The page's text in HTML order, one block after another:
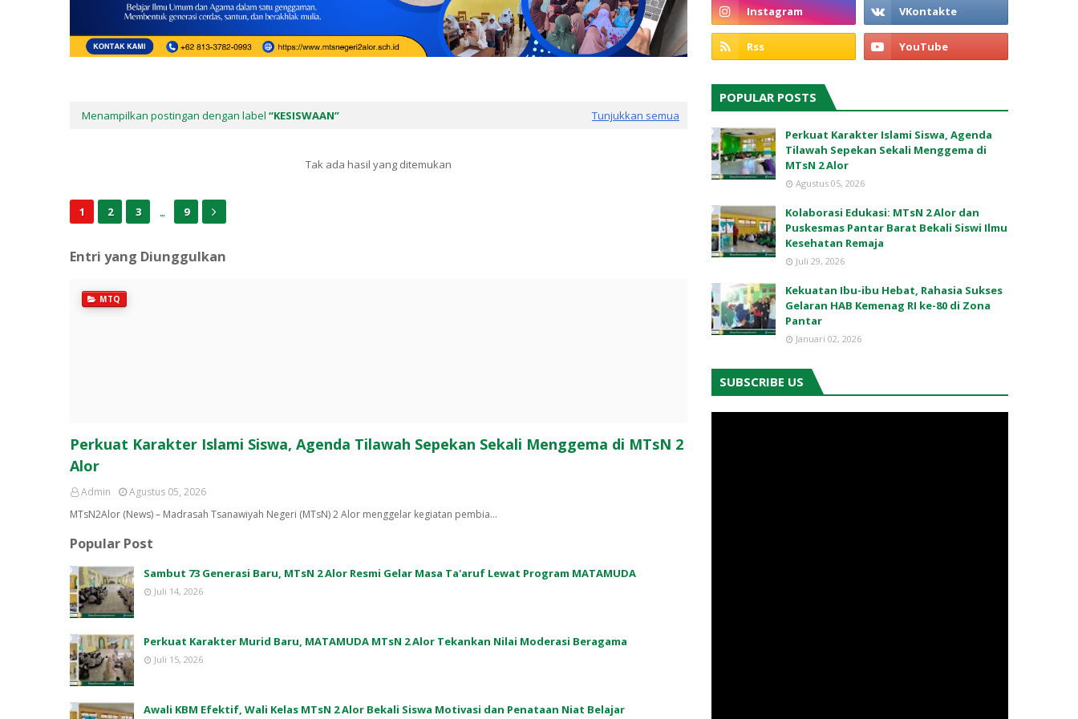
Menampilkan postingan dengan label KESISWAAN Tunjukkan semua
Tak ada hasil yang ditemukan
1 2 3 ... 9
Entri yang Diunggulkan
MTQ
Perkuat Karakter Islami Siswa, Agenda Tilawah Sepekan Sekali Menggema di MTsN 2
Alor
Admin
Agustus 05, 2026
MTsN2Alor (News) – Madrasah Tsanawiyah Negeri (MTsN) 2 Alor menggelar kegiatan pembia…
Popular Post
Sambut 73 Generasi Baru, MTsN 2 Alor Resmi Gelar Masa Ta'aruf Lewat Program MATAMUDA
Juli 14, 2026
Perkuat Karakter Murid Baru, MATAMUDA MTsN 2 Alor Tekankan Nilai Moderasi Beragama
Juli 15, 2026
Awali KBM Efektif, Wali Kelas MTsN 2 Alor Bekali Siswa Motivasi dan Penataan Niat Belajar
POPULAR POSTS
Perkuat Karakter Islami Siswa, Agenda
Tilawah Sepekan Sekali Menggema di
MTsN 2 Alor
Agustus 05, 2026
Kolaborasi Edukasi: MTsN 2 Alor dan
Puskesmas Pantar Barat Bekali Siswi Ilmu
Kesehatan Remaja
Juli 29, 2026
Kekuatan Ibu-ibu Hebat, Rahasia Sukses
Gelaran HAB Kemenag RI ke-80 di Zona
Pantar
Januari 02, 2026
SUBSCRIBE US